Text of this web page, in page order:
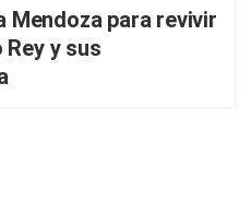
Mendoza para revivir
y sus